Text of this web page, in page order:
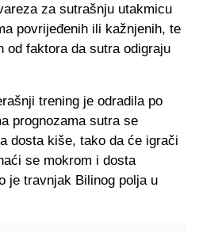
za sutrašnju utakmicu
povrijeđenih ili kažnjenih, te
od faktora da sutra odigraju
trening je odradila po
prognozama sutra se
dosta kiše, tako da će igrači
se mokrom i dosta
je travnjak Bilinog polja u